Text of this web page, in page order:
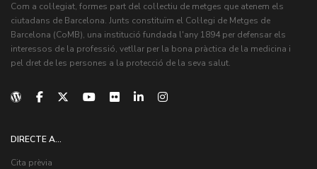
Com a col·legiat, formes part del col·lectiu de metges que atenem els
ciutadans de Barcelona. Junts constituïm el Col·legi de Metges de
Barcelona (CoMB), una institució fundada l'any 1894 per defensar els
interessos de la professió, vetllar per la bona pràctica de la medicina i
pel dret de les persones a la protecció de la seva salut.
DIRECTE A...
Cita prèvia